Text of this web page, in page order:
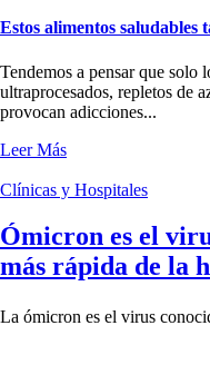
Estos alimentos saludables
Tendemos a pensar que solo
ultraprocesados, repletos de
provocan adicciones...
Leer Más
Clínicas y Hospitales
Ómicron es el
más rápida de la
La ómicron es el virus